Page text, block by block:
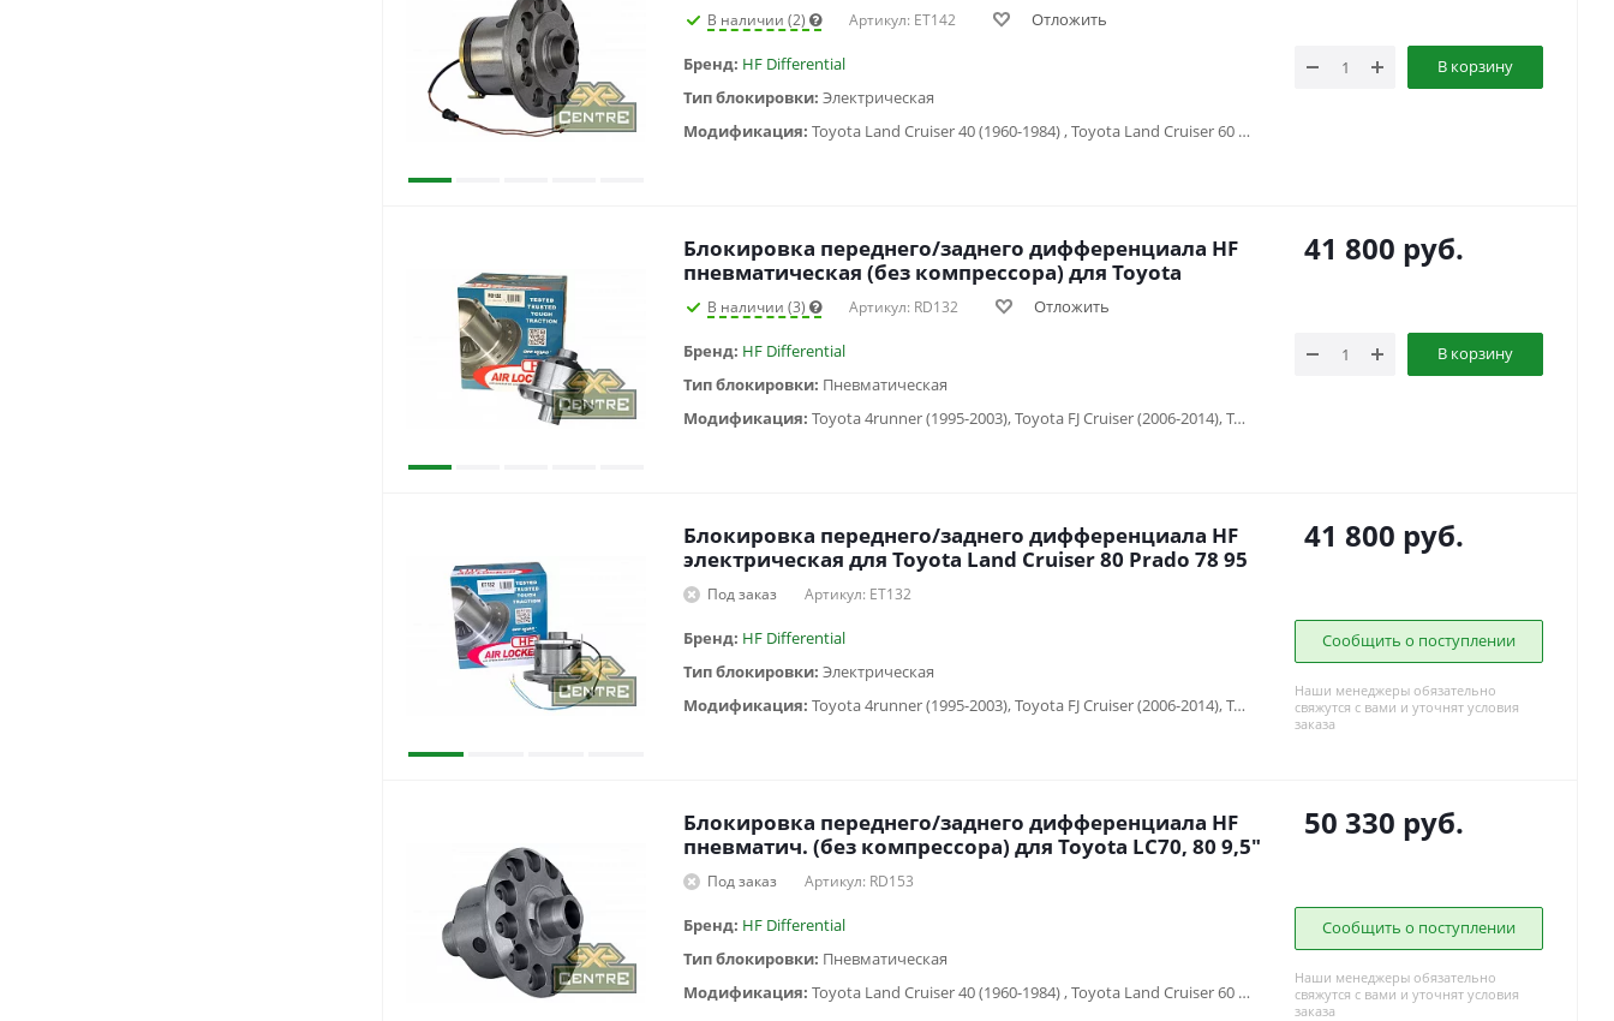
В наличии (2) Артикул: ET142 Отложить
Бренд: HF Differential
Тип блокировки: Электрическая
Модификация:
Toyota Land Cruiser 40 (1960-1984) , Toyota Land Cruiser 60 (1980-1990) , Toyota Land Cruiser 70 (1990-1996), Toyota Land Cruiser 75 (1984-2013), Toyota Land Cruiser 80 (1988-1998)
В корзину
Блокировка переднего/заднего дифференциала HF
пневматическая (без компрессора) для Toyota
В наличии (3) Артикул: RD132 Отложить
Бренд: HF Differential
Тип блокировки: Пневматическая
Модификация:
Toyota 4runner (1995-2003), Toyota FJ Cruiser (2006-2014), Toyota Fortuner (2005-2016), Toyota HiLux SURF 130 (1988-1997), Toyota Hilux V (1983-1997), Toyota Hilux VII (2005-2014), Toyota Land Cruiser 100 (1997-2007), Toyota Land Cruiser 105 (1998-2006), Toyota Land Cruiser 40 (1960-1984) , Toyota Land Cruiser 60 (1980-1990) , Toyota Land Cruiser 70 (1990-1996), Toyota Land Cruiser 71 (1984-...), Toyota Land Cruiser 73 (1990-1996), Toyota Land Cruiser 75 (1984-2013), Toyota Land Cruiser 76 (2007-...), Toyota Land Cruiser 78 (2006-...), Toyota Land Cruiser 79 (1984-2006), Toyota Land Cruiser 80 (1988-1998), Toyota Land Cruiser Prado 120 (2002-2009), Toyota Land Cruiser Prado 90/95 (1996-2002)
41 800 руб.
В корзину
Блокировка переднего/заднего дифференциала HF
электрическая для Toyota Land Cruiser 80 Prado 78 95
Под заказ Артикул: ET132
Бренд: HF Differential
Тип блокировки: Электрическая
Модификация:
Toyota 4runner (1995-2003), Toyota FJ Cruiser (2006-2014), Toyota Fortuner (2005-2016), Toyota HiLux SURF 130 (1988-1997), Toyota Hilux V (1983-1997), Toyota Hilux VII (2005-2014), Toyota Land Cruiser 100 (1997-2007), Toyota Land Cruiser 105 (1998-2006), Toyota Land Cruiser 40 (1960-1984) , Toyota Land Cruiser 60 (1980-1990) , Toyota Land Cruiser 70 (1990-1996), Toyota Land Cruiser 71 (1984-...), Toyota Land Cruiser 73 (1990-1996), Toyota Land Cruiser 75 (1984-2013), Toyota Land Cruiser 76 (2007-...), Toyota Land Cruiser 78 (2006-...), Toyota Land Cruiser 79 (1984-2006), Toyota Land Cruiser 80 (1988-1998), Toyota Land Cruiser Prado 120 (2002-2009), Toyota Land Cruiser Prado 90/95 (1996-2002)
41 800 руб.
Сообщить о поступлении
Наши менеджеры обязательно
свяжутся с вами и уточнят условия
заказа
Блокировка переднего/заднего дифференциала HF
пневматич. (без компрессора) для Toyota LC70, 80 9,5"
Под заказ Артикул: RD153
Бренд: HF Differential
Тип блокировки: Пневматическая
Модификация:
Toyota Land Cruiser 40 (1960-1984) , Toyota Land Cruiser 60 (1980-1990) , Toyota Land Cruiser 70 (1990-1996), Toyota Land Cruiser 73 (1990-1996), Toyota Land Cruiser 75 (1984-2013), Toyota Land Cruiser 80 (1988-1998)
50 330 руб.
Сообщить о поступлении
Наши менеджеры обязательно
свяжутся с вами и уточнят условия
заказа